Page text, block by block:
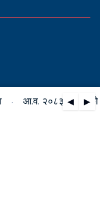
◀ ▶
आ.व. २०८३/०८४ को